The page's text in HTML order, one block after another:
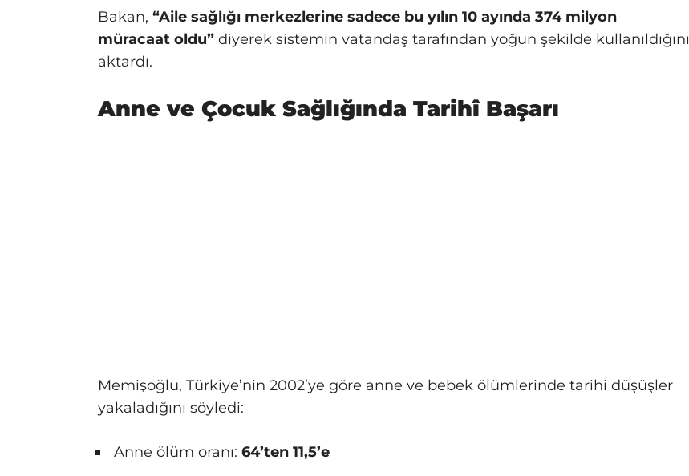
Bakan, “Aile sağlığı merkezlerine sadece bu yılın 10 ayında 374 milyon
müracaat oldu” diyerek sistemin vatandaş tarafından yoğun şekilde kullanıldığını
aktardı.
Anne ve Çocuk Sağlığında Tarihî Başarı
Memişoğlu, Türkiye’nin 2002’ye göre anne ve bebek ölümlerinde tarihi düşüşler
yakaladığını söyledi:
Anne ölüm oranı: 64’ten 11,5’e